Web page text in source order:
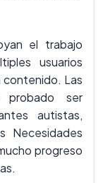
el trabajo
usuarios
Las
ser
autistas,
Necesidades
progreso